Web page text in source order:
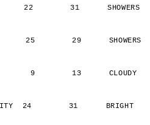
22        31      SHOWERS
25        29      SHOWERS
9        13      CLOUDY
CITY  24        31      BRIGHT